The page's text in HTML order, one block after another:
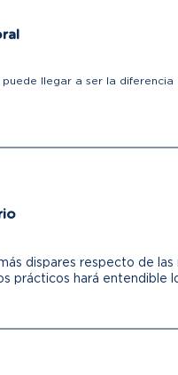
llegar a ser la
dispares respecto de
prácticos hará entendible